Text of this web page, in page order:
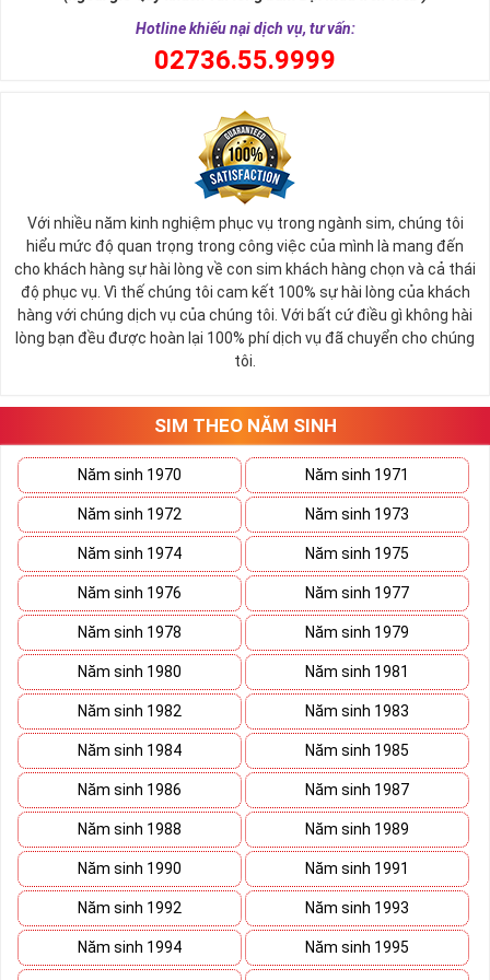
Sim Lục Quý 9 có ý nghĩa gì?
đạt, người có vị thế khẳng định tên tuổi, uy tín của mình trên
thương trường. Sở hữu sim số đẹp lục quý, sim lục quý 9 nói chung
sẽ giúp bạn xây dựng thương hiệu, tạo ấn tượng với đối tác kinh
doanh biến nó thành vũ khí sắc bén đánh bại mọi đối thủ cạnh
tranh trên bàn đàm phán.
Ý nghĩa Sim Lục Quý 9 được coi biểu trưng cho sức mạnh và quyền
lực của bậc đế vương. Việc kết hợp 6 con số 9 lại thành bộ lục quý
sẽ giúp chosim số đẹpgiàu ý nghĩa phong thủy thể hiện đẳng cấp,
địa vị và tiền tài.
Theo phong thủy đây còn là số sim kích tài, chiêu lộc đem đến
cuộc sống giàu sang phú quý cho mọi người. Bên cạnh đó số sim
còn là bùa hộ mệnh xua đuổi tà khí, vận hạn giúp cuộc sống bạn
luôn bình an và hạnh phúc.
Tại sao nên sở hữu Sim Lục Quý 9?
Hotline khiếu nại dịch vụ, tư vấn:
02736.55.9999
Với nhiều năm kinh nghiệm phục vụ trong ngành sim, chúng tôi
hiểu mức độ quan trọng trong công việc của mình là mang đến
cho khách hàng sự hài lòng về con sim khách hàng chọn và cả thái
độ phục vụ. Vì thế chúng tôi cam kết 100% sự hài lòng của khách
hàng với chúng dịch vụ của chúng tôi. Với bất cứ điều gì không hài
lòng bạn đều được hoàn lại 100% phí dịch vụ đã chuyển cho chúng
tôi.
SIM THEO NĂM SINH
Năm sinh 1970 Năm sinh 1971
Năm sinh 1972 Năm sinh 1973
Năm sinh 1974 Năm sinh 1975
Năm sinh 1976 Năm sinh 1977
Năm sinh 1978 Năm sinh 1979
Năm sinh 1980 Năm sinh 1981
Năm sinh 1982 Năm sinh 1983
Năm sinh 1984 Năm sinh 1985
Năm sinh 1986 Năm sinh 1987
Năm sinh 1988 Năm sinh 1989
Năm sinh 1990 Năm sinh 1991
Năm sinh 1992 Năm sinh 1993
Năm sinh 1994 Năm sinh 1995